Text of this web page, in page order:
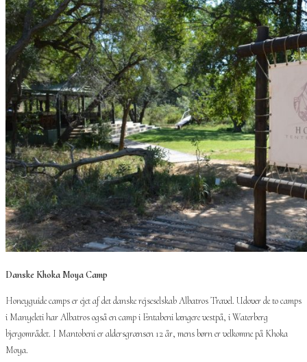
Danske Khoka Moya Camp
Honeyguide camps er ejet af det danske rejseselskab Albatros Travel. Udover de to camps
i Manyeleti har Albatros også en camp i Entabeni længere vestpå, i Waterberg
bjergområdet. I Mantobeni er aldersgrænsen 12 år, mens børn er velkomne på Khoka
Moya.